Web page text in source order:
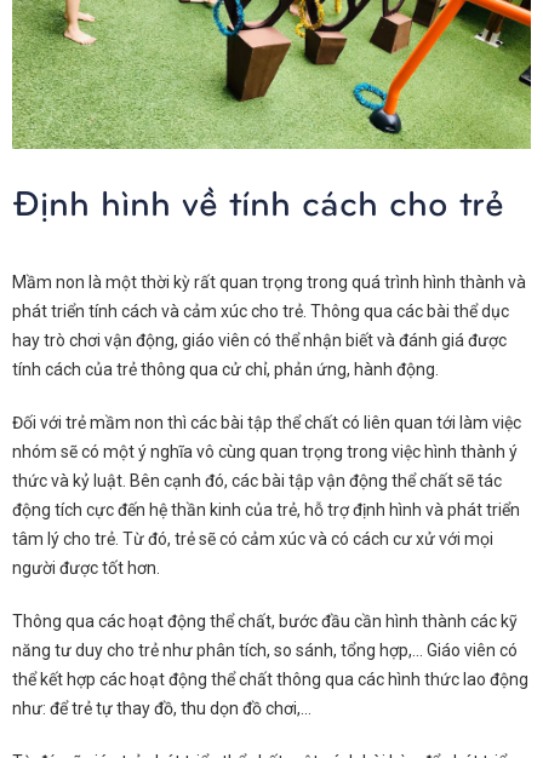
Định hình về tính cách cho trẻ
Mầm non là một thời kỳ rất quan trọng trong quá trình hình thành và
phát triển tính cách và cảm xúc cho trẻ. Thông qua các bài thể dục
hay trò chơi vận động, giáo viên có thể nhận biết và đánh giá được
tính cách của trẻ thông qua cử chỉ, phản ứng, hành động.
Đối với trẻ mầm non thì các bài tập thể chất có liên quan tới làm việc
nhóm sẽ có một ý nghĩa vô cùng quan trọng trong việc hình thành ý
thức và kỷ luật. Bên cạnh đó, các bài tập vận động thể chất sẽ tác
động tích cực đến hệ thần kinh của trẻ, hỗ trợ định hình và phát triển
tâm lý cho trẻ. Từ đó, trẻ sẽ có cảm xúc và có cách cư xử với mọi
người được tốt hơn.
Thông qua các hoạt động thể chất, bước đầu cần hình thành các kỹ
năng tư duy cho trẻ như phân tích, so sánh, tổng hợp,… Giáo viên có
thể kết hợp các hoạt động thể chất thông qua các hình thức lao động
như: để trẻ tự thay đồ, thu dọn đồ chơi,…